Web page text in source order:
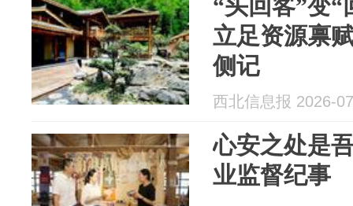
“头回客”变
立足资源禀
侧记
西北信息报 2026-
心安之处是
业监督纪事